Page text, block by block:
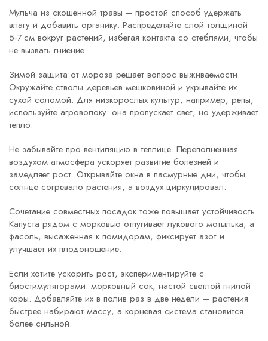
Мульча из скошенной травы – простой способ удержать
влагу и добавить органику. Распределяйте слой толщиной
5‑7 см вокруг растений, избегая контакта со стеблями, чтобы
не вызвать гниение.
Зимой защита от мороза решает вопрос выживаемости.
Окружайте стволы деревьев мешковиной и укрывайте их
сухой соломой. Для низкорослых культур, например, репы,
используйте агроволоку: она пропускает свет, но удерживает
тепло.
Не забывайте про вентиляцию в теплице. Переполненная
воздухом атмосфера ускоряет развитие болезней и
замедляет рост. Открывайте окна в пасмурные дни, чтобы
солнце согревало растения, а воздух циркулировал.
Сочетание совместных посадок тоже повышает устойчивость.
Капуста рядом с морковью отпугивает лукового мотылька, а
фасоль, высаженная к помидорам, фиксирует азот и
улучшает их плодоношение.
Если хотите ускорить рост, экспериментируйте с
биостимуляторами: морковный сок, настой светлой гнилой
коры. Добавляйте их в полив раз в две недели – растения
быстрее набирают массу, а корневая система становится
более сильной.